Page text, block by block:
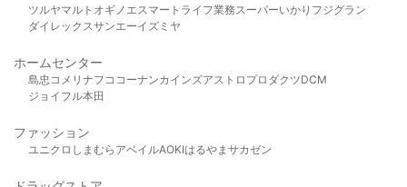
ツルヤマルト オギノ エスマート ライフ業務スーパーいかり フジグラン
ダイレックスサンエーイズミヤ
ホームセンター
島忠 コメリ ナフコ コーナンカインズアストロプロダクツDCM
ジョイフル本田
ファッション
ユニクロ しまむら アベイルAOKIはるやま サカゼン